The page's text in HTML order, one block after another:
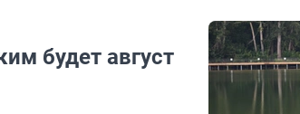
будет август